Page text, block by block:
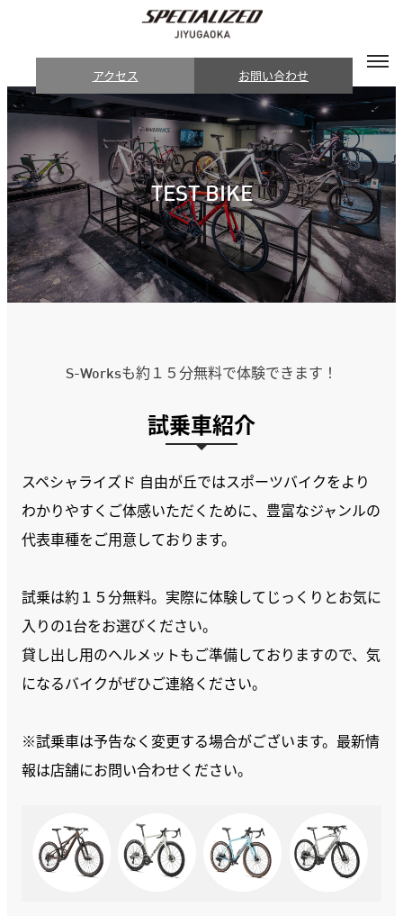
アクセス お問い合わせ
TEST BIKE
S-Worksも約１５分無料で体験できます！
試乗車紹介
スペシャライズド 自由が丘ではスポーツバイクをより
わかりやすくご体感いただくために、豊富なジャンルの
代表車種をご用意しております。
試乗は約１５分無料。実際に体験してじっくりとお気に
入りの1台をお選びください。
貸し出し用のヘルメットもご準備しておりますので、気
になるバイクがぜひご連絡ください。
※試乗車は予告なく変更する場合がございます。最新情
報は店舗にお問い合わせください。